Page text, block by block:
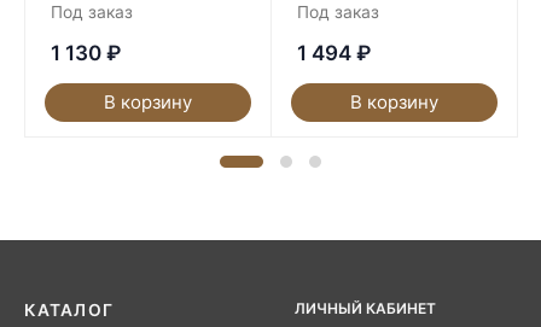
Под заказ
1 130 ₽
В корзину
Под заказ
1 494 ₽
В корзину
КАТАЛОГ ЛИЧНЫЙ КАБИНЕТ